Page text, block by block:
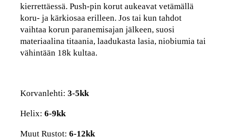
kierrettäessä. Push-pin korut aukeavat vetämällä
koru- ja kärkiosaa erilleen. Jos tai kun tahdot
vaihtaa korun paranemisajan jälkeen, suosi
materiaalina titaania, laadukasta lasia, niobiumia tai
vähintään 18k kultaa.
Korvanlehti: 3-5kk
Helix: 6-9kk
Muut Rustot: 6-12kk